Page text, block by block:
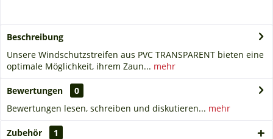
Beschreibung
Unsere Windschutzstreifen aus PVC TRANSPARENT bieten eine
optimale Möglichkeit, ihrem Zaun... mehr
Bewertungen
0
Bewertungen lesen, schreiben und diskutieren... mehr
Zubehör 1